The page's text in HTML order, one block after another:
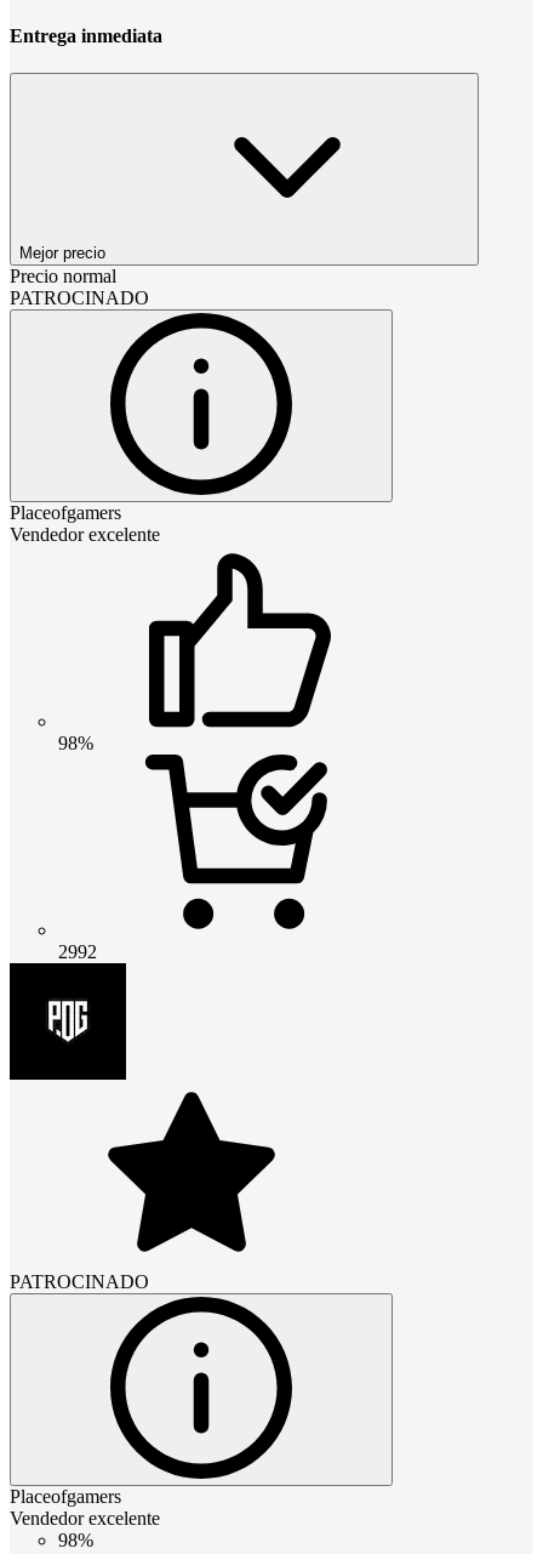
Entrega inmediata
Mejor precio
Precio normal
PATROCINADO
Placeofgamers
Vendedor excelente
98%
2992
PATROCINADO
Placeofgamers
Vendedor excelente
98%